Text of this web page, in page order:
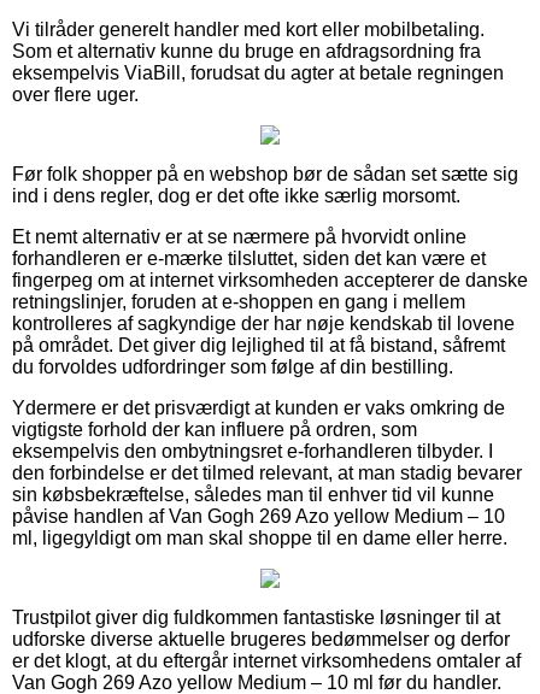
Vi tilråder generelt handler med kort eller mobilbetaling.
Som et alternativ kunne du bruge en afdragsordning fra
eksempelvis ViaBill, forudsat du agter at betale regningen
over flere uger.
Før folk shopper på en webshop bør de sådan set sætte sig
ind i dens regler, dog er det ofte ikke særlig morsomt.
Et nemt alternativ er at se nærmere på hvorvidt online
forhandleren er e-mærke tilsluttet, siden det kan være et
fingerpeg om at internet virksomheden accepterer de danske
retningslinjer, foruden at e-shoppen en gang i mellem
kontrolleres af sagkyndige der har nøje kendskab til lovene
på området. Det giver dig lejlighed til at få bistand, såfremt
du forvoldes udfordringer som følge af din bestilling.
Ydermere er det prisværdigt at kunden er vaks omkring de
vigtigste forhold der kan influere på ordren, som
eksempelvis den ombytningsret e-forhandleren tilbyder. I
den forbindelse er det tilmed relevant, at man stadig bevarer
sin købsbekræftelse, således man til enhver tid vil kunne
påvise handlen af Van Gogh 269 Azo yellow Medium – 10
ml, ligegyldigt om man skal shoppe til en dame eller herre.
Trustpilot giver dig fuldkommen fantastiske løsninger til at
udforske diverse aktuelle brugeres bedømmelser og derfor
er det klogt, at du eftergår internet virksomhedens omtaler af
Van Gogh 269 Azo yellow Medium – 10 ml før du handler.